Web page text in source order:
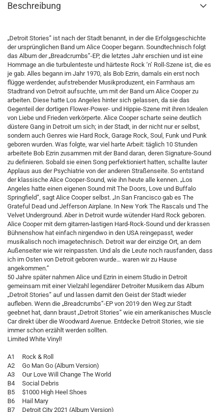
Beschreibung
„Detroit Stories” ist nach der Stadt benannt, in der die Erfolgsgeschichte
der ursprünglichen Band um Alice Cooper begann. Soundtechnisch folgt
das Album der „Breadcrumbs”-EP, die letztes Jahr erschien und ist eine
Hommage an die turbulenteste und härteste Rock ‘n’ Roll-Szene ist, die es
je gab. Alles begann im Jahr 1970, als Bob Ezrin, damals ein erst noch
flügge werdender, aufstrebender Musikproduzent, ein Farmhaus am
Stadtrand von Detroit aufsuchte, um mit der Band um Alice Cooper zu
arbeiten. Diese hatte Los Angeles hinter sich gelassen, da sie das
Gegenteil der dortigen Flower-Power- und Hippie-Szene mit ihren Idealen
von Liebe und Frieden verkörperte. Alice Cooper scharte seine deutlich
düstere Gang in Detroit um sich; in der Stadt, in der nicht nur er selbst,
sondern auch Genres wie Hard Rock, Garage Rock, Soul, Funk und Punk
geboren wurden. Was folgte, war viel harte Arbeit: täglich 10 Stunden
arbeitete Bob Ezrin zusammen mit der Band daran, deren Signature-Sound
zu definieren. Sobald sie einen Song perfektioniert hatten, schallte lauter
Applaus aus der Psychiatrie von der anderen Straßenseite. So entstand
der klassische Alice Cooper-Sound, wie ihn heute alle kennen. „Los
Angeles hatte einen eigenen Sound mit The Doors, Love und Buffalo
Springfield”, sagt Alice Cooper selbst. „In San Francisco gab es The
Grateful Dead und Jefferson Airplane. In New York The Rascals und The
Velvet Underground. Aber in Detroit wurde wütender Hard Rock geboren.
Alice Cooper mit dem gitarren-lastigen Hard-Rock-Sound und der krassen
Bühnenshow hat einfach nirgendwo in den USA reingepasst, weder
musikalisch noch imagetechnisch. Detroit war der einzige Ort, an dem
Außenseiter wie wir reinpassten. Und als die Leute noch rausfanden, dass
ich im Osten von Detroit geboren wurde… waren wir zu Hause
angekommen.”
50 Jahre später nahmen Alice und Ezrin in einem Studio in Detroit
gemeinsam mit einer Vielzahl legendärer Detroiter Musikern das Album
„Detroit Stories” auf und lassen damit den Geist der Stadt wieder
aufleben. Wenn die „Breadcrumbs”-EP von 2019 den Weg zur Stadt
geebnet hat, dann braust „Detroit Stories” wie ein amerikanisches Muscle
Car direkt über die Woodward Avenue. Entdecke Detroit Stories, wie sie
immer schon erzählt werden sollten.
Limited White Vinyl!
A1 Rock & Roll
A2 Go Man Go (Album Version)
A3 Our Love Will Change The World
B4 Social Debris
B5 $1000 High Heel Shoes
B6 Hail Mary
B7 Detroit City 2021 (Album Version)